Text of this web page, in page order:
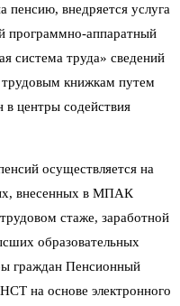
пенсию, внедряется услуга
программно-аппаратный
система труда» сведений
трудовым книжкам путем
центры содействия
осуществляется на
внесенных в МПАК
стаже, заработной
образовательных
граждан Пенсионный
на основе электронного